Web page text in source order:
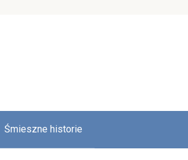
Śmieszne historie